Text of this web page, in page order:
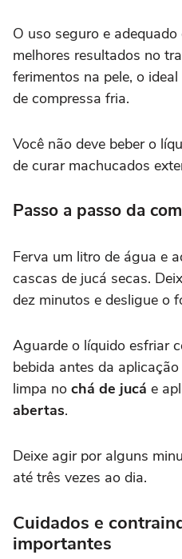
O uso seguro e
melhores resultados no
ferimentos na pele, o
de compressa fria.
Você não deve beber o
de curar machucados
Passo a passo da
Ferva um litro de água e
cascas de jucá secas.
dez minutos e desligue o
Aguarde o líquido esfriar
bebida antes da
limpa no chá de jucá e
abertas.
Deixe agir por alguns
até três vezes ao dia.
Cuidados e
importantes